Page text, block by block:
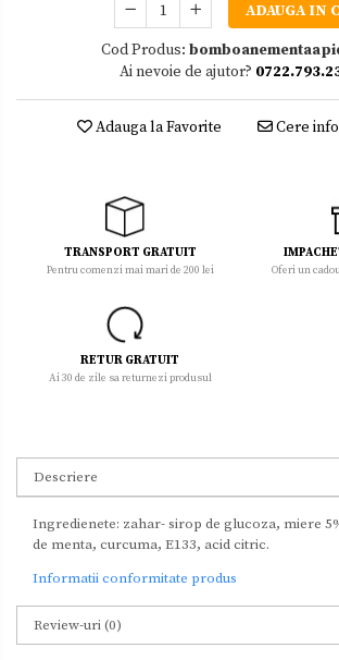
ADAUGA IN
Cod Produs:
Ai nevoie de ajutor?
Adauga la Favorite Cere
TRANSPORT GRATUIT
Pentru comenzi mai mari de 200 lei Oferi un
RETUR GRATUIT
Ai 30 de zile sa returnezi produsul
Descriere
Ingredienete: zahar- sirop de glucoza, miere
de menta, curcuma, E133, acid citric.
Informatii conformitate produs
Review-uri(0)